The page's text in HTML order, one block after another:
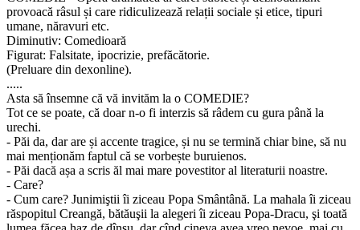
provoacă râsul și care ridiculizează relații sociale și etice, tipuri
umane, năravuri etc.
Diminutiv: Comedioară
Figurat: Falsitate, ipocrizie, prefăcătorie.
(Preluare din dexonline).
.....
Asta să însemne că vă invităm la o COMEDIE?
Tot ce se poate, că doar n-o fi interzis să râdem cu gura până la
urechi.
- Păi da, dar are și accente tragice, și nu se termină chiar bine, să nu
mai menționăm faptul că se vorbește buruienos.
- Păi dacă așa a scris ăl mai mare povestitor al literaturii noastre.
- Care?
- Cum care? Junimiştii îi ziceau Popa Smântână. La mahala îi ziceau
răspopitul Creangă, bătăuşii la alegeri îi ziceau Popa-Dracu, şi toată